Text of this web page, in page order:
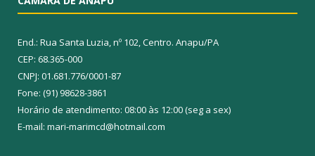
End.: Rua Santa Luzia, nº 102, Centro. Anapu/PA
CEP: 68.365-000
CNPJ: 01.681.776/0001-87
Fone: (91) 98628-3861
Horário de atendimento: 08:00 às 12:00 (seg a sex)
E-mail: mari-marimcd@hotmail.com